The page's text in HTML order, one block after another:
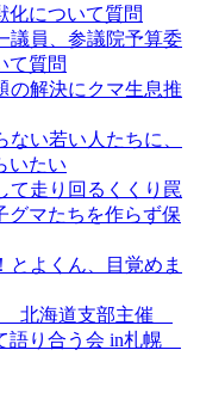
化について質問
議員、参議院予算委
て質問
の解決にクマ生息推
ない若い人たちに、
いたい
て走り回るくくり罠
グマたちを作らず保
とよくん、目覚めま
北海道支部主催
語り合う会 in札幌